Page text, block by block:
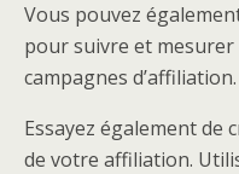
Vous pouvez
pour suivre et
campagnes d’affiliation.
Essayez également
de votre affiliation.